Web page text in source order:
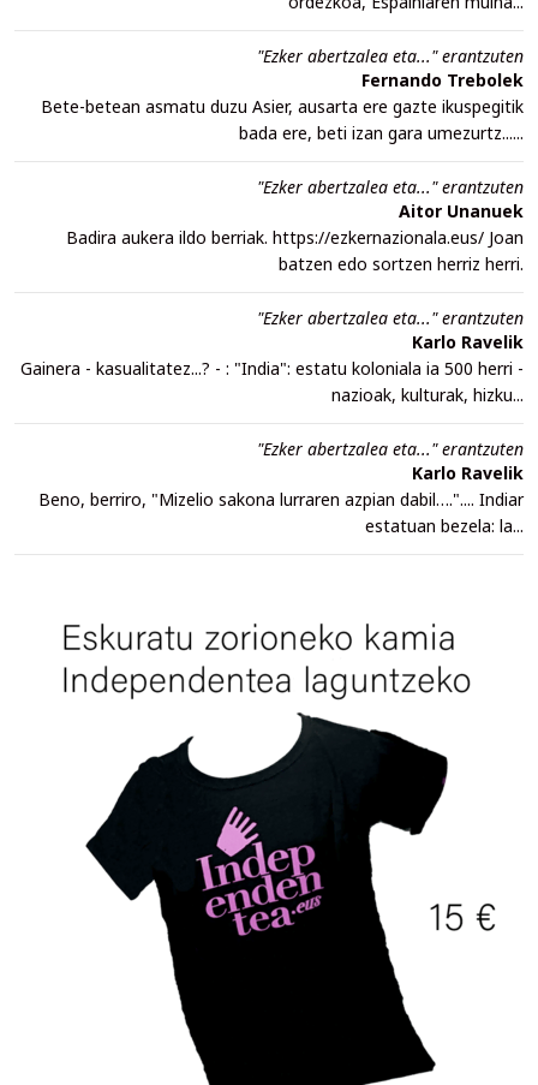
"Ezker abertzalea eta..." erantzuten
Fernando Trebolek
Bete-betean asmatu duzu Asier, ausarta ere gazte ikuspegitik
bada ere, beti izan gara umezurtz......
"Ezker abertzalea eta..." erantzuten
Aitor Unanuek
Badira aukera ildo berriak. https://ezkernazionala.eus/ Joan
batzen edo sortzen herriz herri.
"Ezker abertzalea eta..." erantzuten
Karlo Ravelik
Gainera - kasualitatez...? - : "India": estatu koloniala ia 500 herri -
nazioak, kulturak, hizku...
"Ezker abertzalea eta..." erantzuten
Karlo Ravelik
Beno, berriro, "Mizelio sakona lurraren azpian dabil….".... Indiar
estatuan bezela: la...